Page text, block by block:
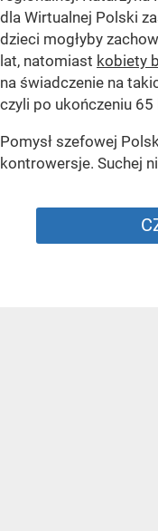
dla Wirtualnej Polski
dzieci mogłyby
lat, natomiast kobiety
na świadczenie na
czyli po ukończeniu 65
Pomysł szefowej
kontrowersje. Suchej